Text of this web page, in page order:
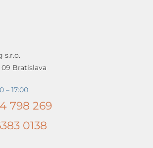
s.r.o.
09 Bratislava
– 17:00
798 269
0138